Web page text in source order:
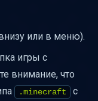
и
миров
или в меню).
игры с
внимание, что
.mineсraft
с